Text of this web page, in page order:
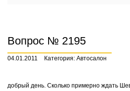
Вопрос № 2195
04.01.2011 Категория: Автосалон
добрый день. Сколько примерно ждать